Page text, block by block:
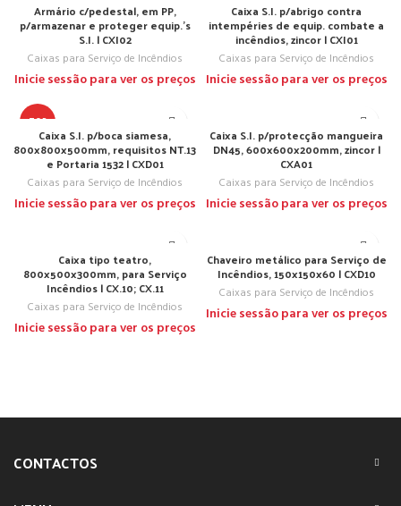
Armário c/pedestal, em PP,
p/armazenar e proteger equip.’s
S.I. | CXI02
Caixas para Serviço de Incêndios
Inicie sessão para ver os preços
Caixa S.I. p/abrigo contra
intempéries de equip. combate a
incêndios, zincor | CXI01
Caixas para Serviço de Incêndios
Inicie sessão para ver os preços
TOP
Caixa S.I. p/boca siamesa,
800x800x500mm, requisitos NT.13
e Portaria 1532 | CXD01
Caixas para Serviço de Incêndios
Inicie sessão para ver os preços
Caixa S.I. p/protecção mangueira
DN45, 600x600x200mm, zincor |
CXA01
Caixas para Serviço de Incêndios
Inicie sessão para ver os preços
Caixa tipo teatro,
800x500x300mm, para Serviço
Incêndios | CX.10; CX.11
Caixas para Serviço de Incêndios
Inicie sessão para ver os preços
Chaveiro metálico para Serviço de
Incêndios, 150x150x60 | CXD10
Caixas para Serviço de Incêndios
Inicie sessão para ver os preços
CONTACTOS